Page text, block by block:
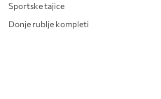
Sportske tajice
Donje rublje kompleti